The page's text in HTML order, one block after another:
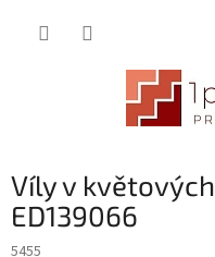
Víly v
ED139066
5455